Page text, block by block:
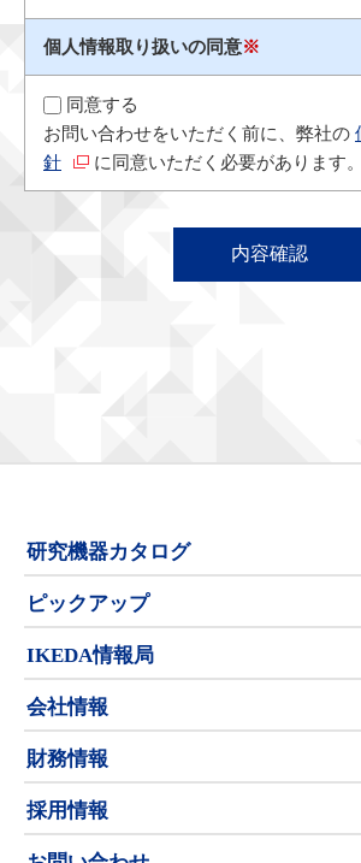
個人情報取り扱いの同意※
同意する
お問い合わせをいただく前に、弊社の
針
に同意いただく必要があります。
研究機器カタログ
ピックアップ
IKEDA情報局
会社情報
財務情報
採用情報